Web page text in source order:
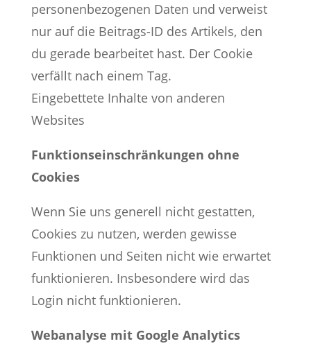
personenbezogenen Daten und verweist
nur auf die Beitrags-ID des Artikels, den
du gerade bearbeitet hast. Der Cookie
verfällt nach einem Tag.
Eingebettete Inhalte von anderen
Websites
Funktionseinschränkungen ohne
Cookies
Wenn Sie uns generell nicht gestatten,
Cookies zu nutzen, werden gewisse
Funktionen und Seiten nicht wie erwartet
funktionieren. Insbesondere wird das
Login nicht funktionieren.
Webanalyse mit Google Analytics